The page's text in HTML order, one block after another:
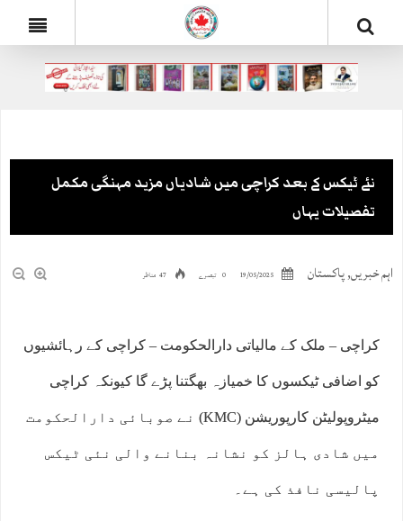
نئے ٹیکس کے بعد کراچی میں شادیاں مزید مہنگی مکمل
تفصیلات یہاں
اہم خبریں,پاکستان 19/05/2025 0 تبصرے 47 مناظر
کراچی – ملک کے مالیاتی دارالحکومت – کراچی کے رہائشیوں
کو اضافی ٹیکسوں کا خمیازہ بھگتنا پڑے گا کیونکہ کراچی
میٹروپولیٹن کارپوریشن (KMC) نے صوبائی دارالحکومت
میں شادی ہالز کو نشانہ بنانے والی نئی ٹیکس
پالیسی نافذ کی ہے۔